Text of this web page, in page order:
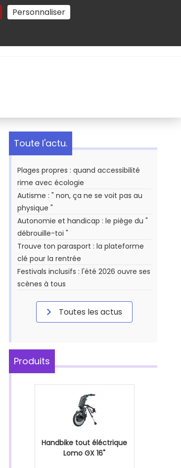
Personnaliser
cookies
Toute l'actu.
Plages propres : quand accessibilité
rime avec écologie
Autisme : " non, ça ne se voit pas au
physique "
Autonomie et handicap : le piège du "
débrouille-toi "
Trouve ton parasport : la plateforme
clé pour la rentrée
Festivals inclusifs : l'été 2026 ouvre ses
scènes à tous
Toutes les actus
Produits
Handbike tout éléctrique
Lomo GX 16"